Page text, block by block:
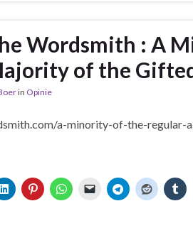
Wordsmith : A
of the
in Opinie
a-minority-of-the-